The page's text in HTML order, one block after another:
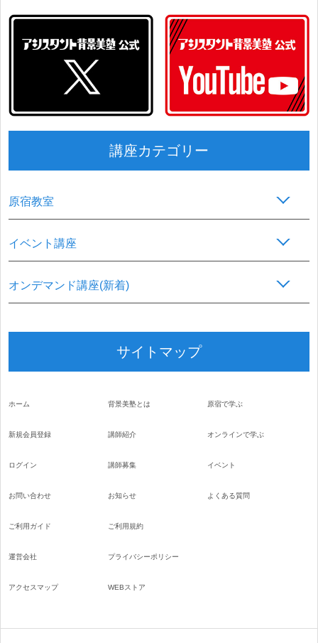
講座カテゴリー
原宿教室
イベント講座
オンデマンド講座(新着)
サイトマップ
ホーム
新規会員登録
ログイン
お問い合わせ
背景美塾とは
講師紹介
講師募集
お知らせ
原宿で学ぶ
オンラインで学ぶ
イベント
よくある質問
ご利用ガイド
運営会社
アクセスマップ
ご利用規約
プライバシーポリシー
WEBストア